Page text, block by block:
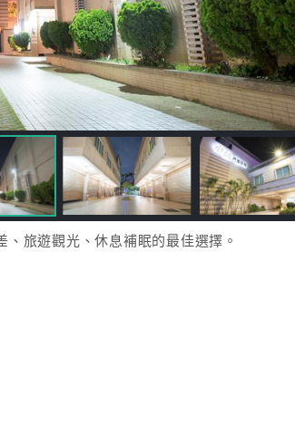
旅遊觀光、休息補眠的最佳選擇。